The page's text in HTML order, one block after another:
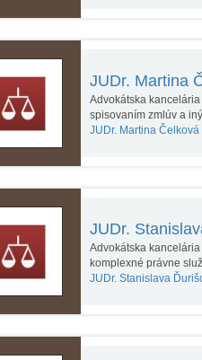
JUDr. Martina
Advokátska
spisovaním zmlúv a
JUDr. Martina Čelková
JUDr.
Advokátska
komplexné právne
JUDr. Stanislava